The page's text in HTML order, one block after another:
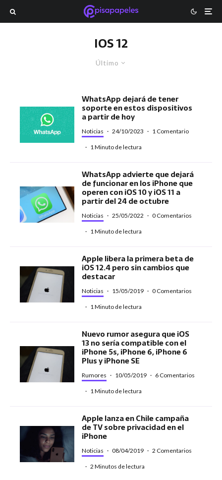
IOS 12
Último
WhatsApp dejará de tener
soporte en estos dispositivos
a partir de hoy
Noticias · 24/10/2023 · 1 Comentario
· 1 Minuto de lectura
WhatsApp advierte que dejará
de funcionar en los iPhone que
operen con iOS 10 y iOS 11 a
partir del 24 de octubre
Noticias · 25/05/2022 · 0 Comentarios
· 1 Minuto de lectura
Apple libera la primera beta de
iOS 12.4 pero sin cambios que
destacar
Noticias · 15/05/2019 · 0 Comentarios
· 1 Minuto de lectura
Nuevo rumor asegura que iOS
13 no sería compatible con el
iPhone 5s, iPhone 6, iPhone 6
Plus y iPhone SE
Rumores · 10/05/2019 · 6 Comentarios
· 1 Minuto de lectura
Apple lanza en Chile campaña
de TV sobre privacidad en el
iPhone
Noticias · 08/04/2019 · 2 Comentarios
· 2 Minutos de lectura